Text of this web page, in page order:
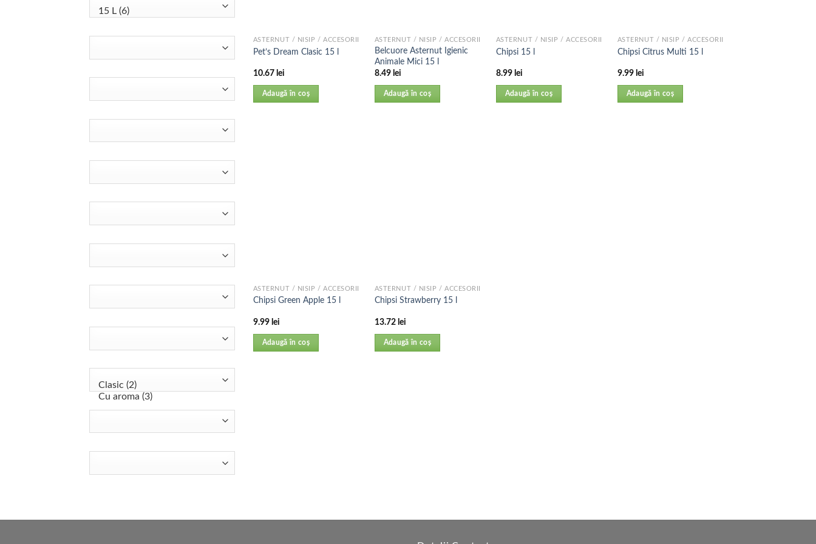
ASTERNUT / NISIP / ACCESORII
Pet’s Dream Clasic 15 l
10.67 lei
Adaugă în coș
ASTERNUT / NISIP / ACCESORII
Belcuore Asternut Igienic
Animale Mici 15 l
8.49 lei
Adaugă în coș
ASTERNUT / NISIP / ACCESORII
Chipsi 15 l
8.99 lei
Adaugă în coș
ASTERNUT / NISIP / ACCESORII
Chipsi Citrus Multi 15 l
9.99 lei
Adaugă în coș
ASTERNUT / NISIP / ACCESORII
Chipsi Green Apple 15 l
9.99 lei
Adaugă în coș
ASTERNUT / NISIP / ACCESORII
Chipsi Strawberry 15 l
13.72 lei
Adaugă în coș